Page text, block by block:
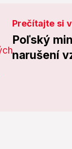
Prečítajte si
Poľský
narušení